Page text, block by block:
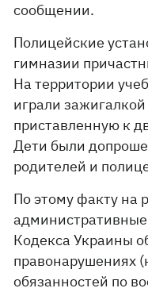
сообщении.
Полицейские
гимназии
На территории
играли
приставленную к
Дети были
родителей и
По этому факту на
Кодекса Украины
правонарушениях
обязанностей по